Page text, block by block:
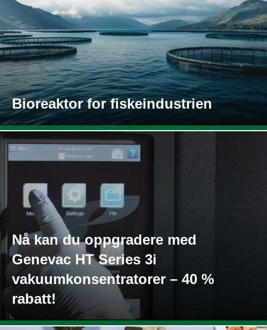
Bioreaktor for fiskeindustrien
Nå kan du oppgradere med
Genevac HT Series 3i
vakuumkonsentratorer – 40 %
rabatt!